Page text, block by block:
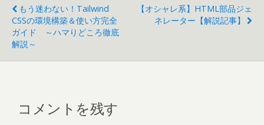
もう迷わない！Tailwind
CSSの環境構築＆使い方完全
ガイド ～ハマりどころ徹底
解説～
【オシャレ系】HTML部品ジェ
ネレーター【解説記事】
コメントを残す